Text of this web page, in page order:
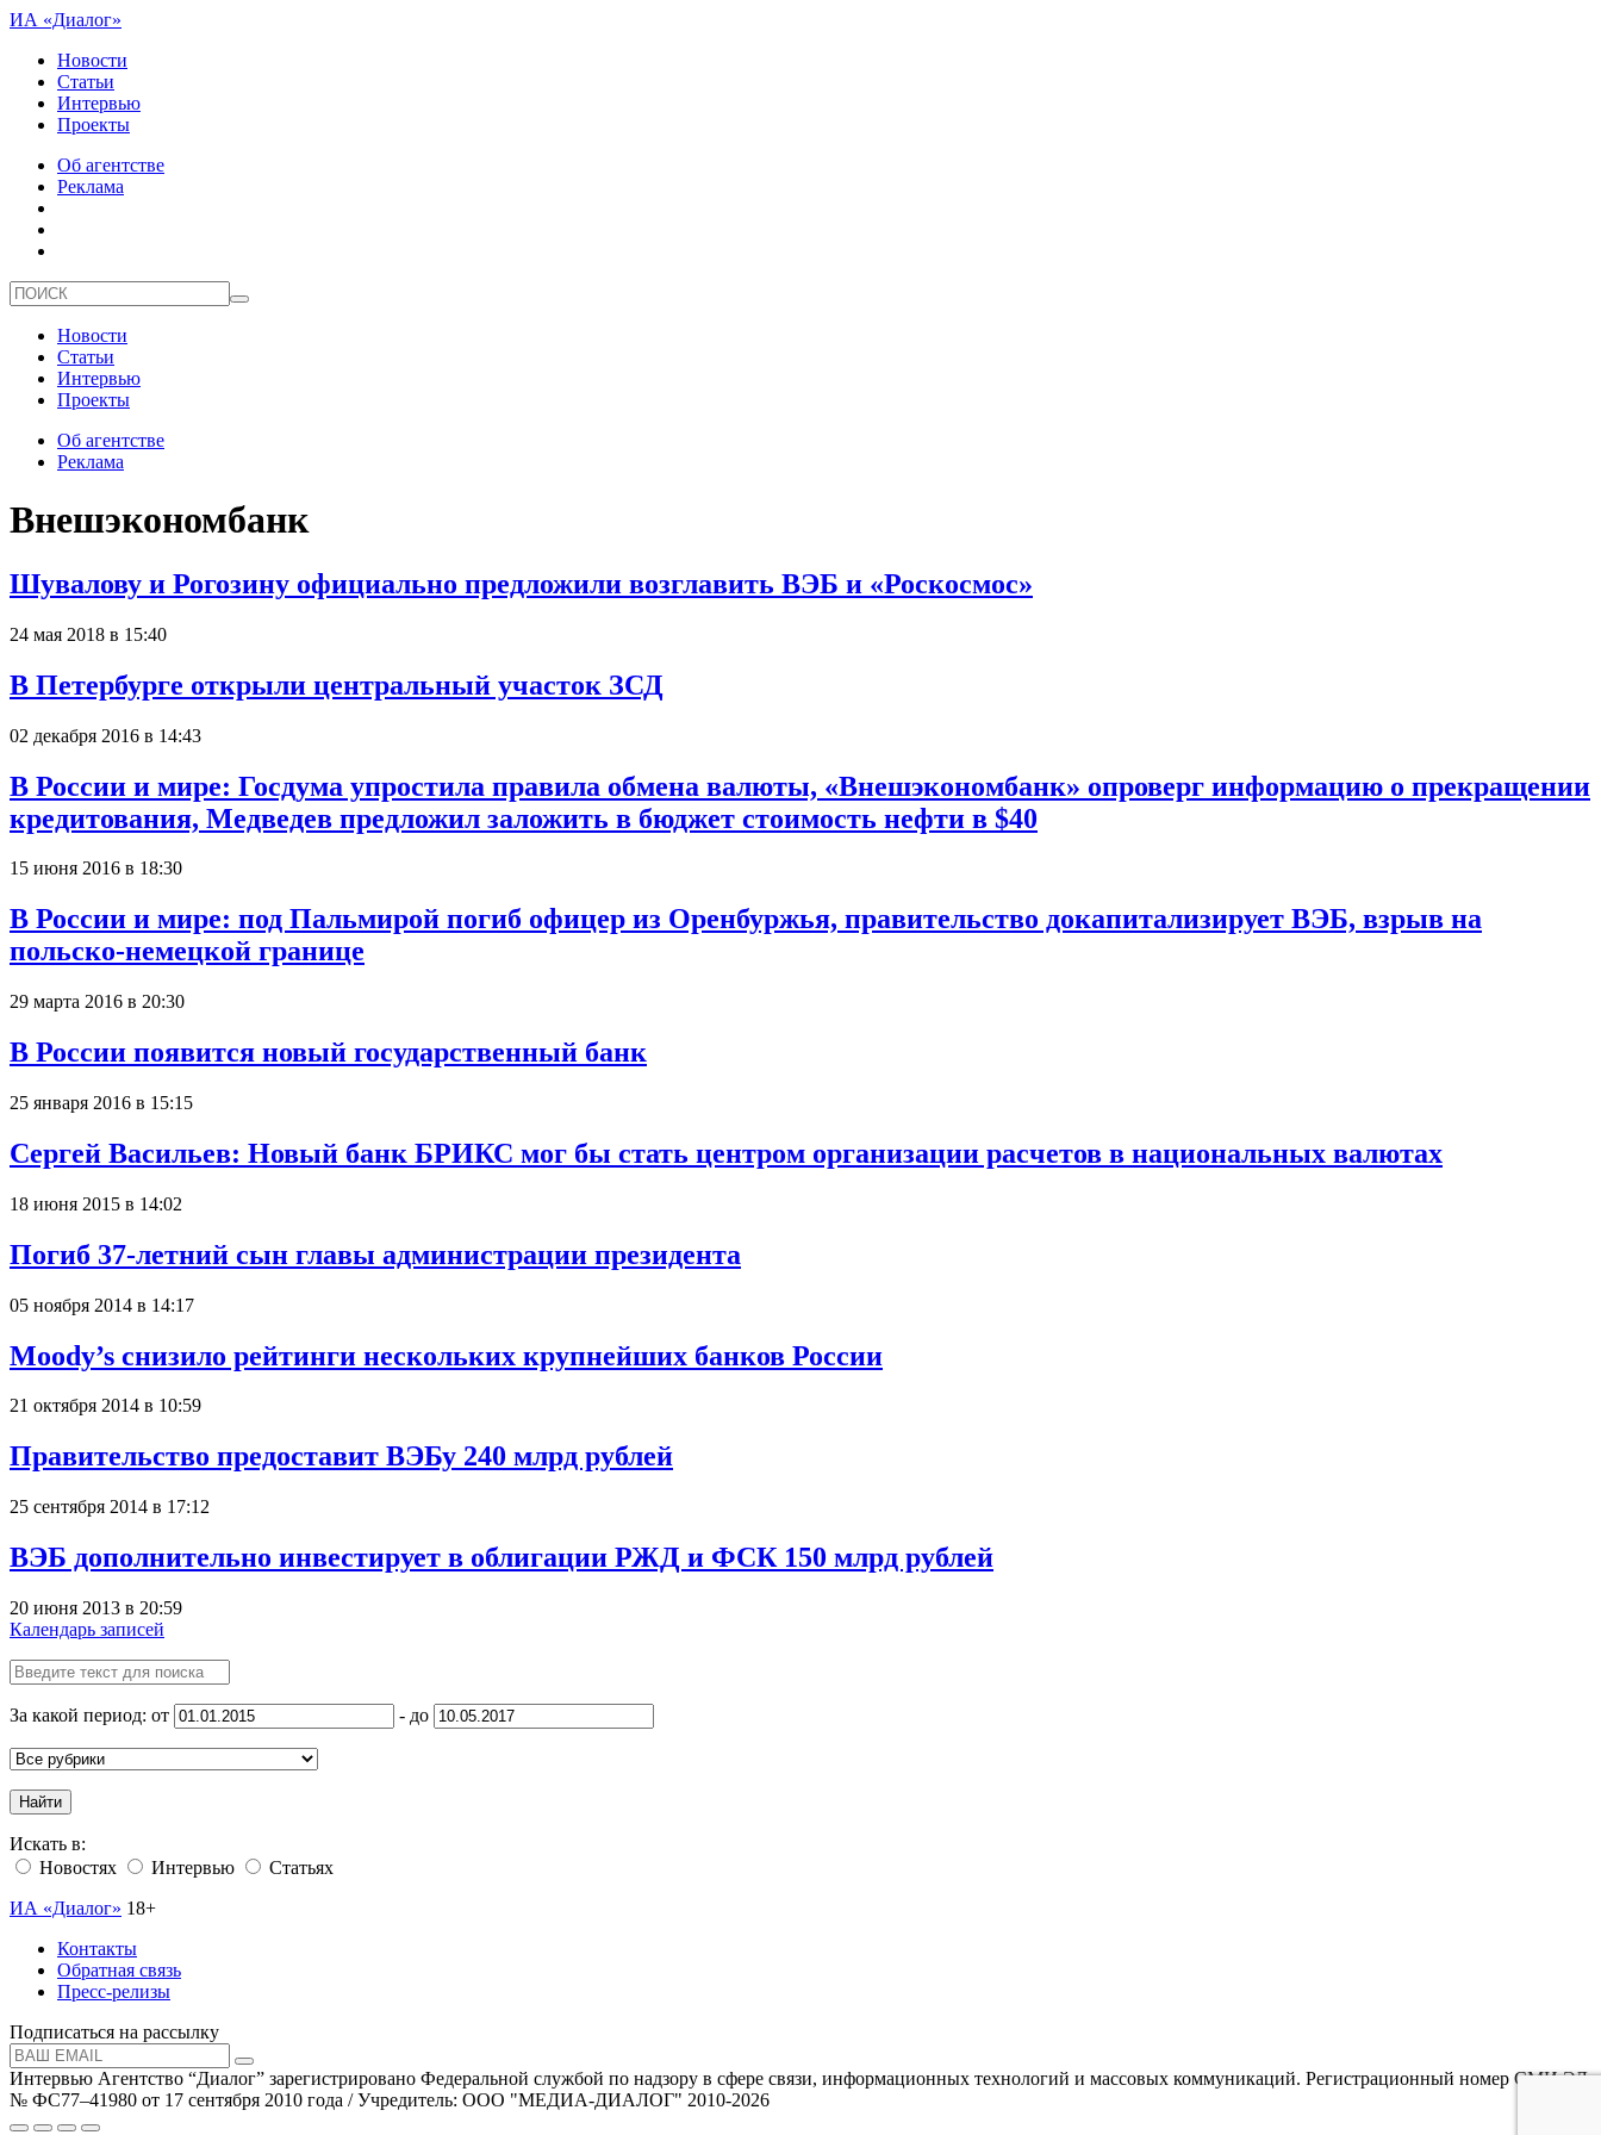
ИА «Диалог»
Новости
Статьи
Интервью
Проекты
Об агентстве
Реклама
Новости
Статьи
Интервью
Проекты
Об агентстве
Реклама
Внешэкономбанк
Шувалову и Рогозину официально предложили возглавить ВЭБ и «Роскосмос»
24 мая 2018 в 15:40
В Петербурге открыли центральный участок ЗСД
02 декабря 2016 в 14:43
В России и мире: Госдума упростила правила обмена валюты, «Внешэкономбанк» опроверг информацию о прекращении
кредитования, Медведев предложил заложить в бюджет стоимость нефти в $40
15 июня 2016 в 18:30
В России и мире: под Пальмирой погиб офицер из Оренбуржья, правительство докапитализирует ВЭБ, взрыв на
польско-немецкой границе
29 марта 2016 в 20:30
В России появится новый государственный банк
25 января 2016 в 15:15
Сергей Васильев: Новый банк БРИКС мог бы стать центром организации расчетов в национальных валютах
18 июня 2015 в 14:02
Погиб 37-летний сын главы администрации президента
05 ноября 2014 в 14:17
Moody’s снизило рейтинги нескольких крупнейших банков России
21 октября 2014 в 10:59
Правительство предоставит ВЭБу 240 млрд рублей
25 сентября 2014 в 17:12
ВЭБ дополнительно инвестирует в облигации РЖД и ФСК 150 млрд рублей
20 июня 2013 в 20:59
Календарь записей
За какой период: от - до
Найти
Искать в:
Новостях
Интервью
Статьях
ИА «Диалог» 18+
Контакты
Обратная связь
Пресс-релизы
Подписаться на рассылку
Интервью Агентство “Диалог” зарегистрировано Федеральной службой по надзору в сфере связи, информационных технологий и массовых коммуникаций. Регистрационный номер СМИ ЭЛ
№ ФС77–41980 от 17 сентября 2010 года / Учредитель: ООО "МЕДИА-ДИАЛОГ" 2010-2026